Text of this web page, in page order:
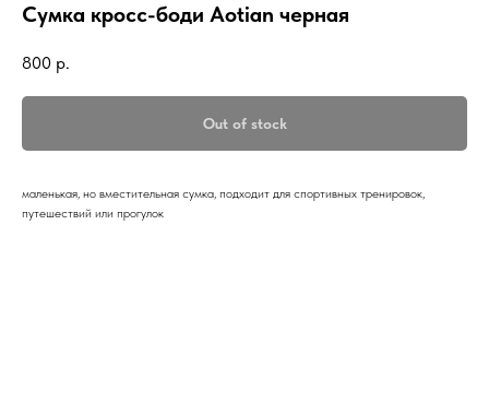
Сумка кросс-боди Aotian черная
800 р.
Out of stock
маленькая, но вместительная сумка, подходит для спортивных тренировок,
путешествий или прогулок